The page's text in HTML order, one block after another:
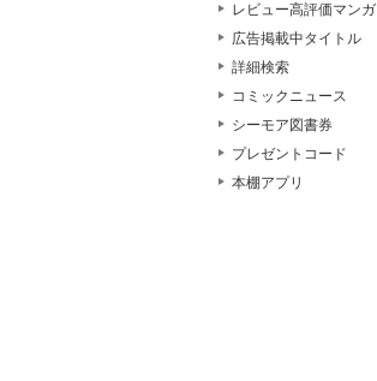
レビュー高評価マンガ
広告掲載中タイトル
詳細検索
コミックニュース
シーモア図書券
プレゼントコード
本棚アプリ